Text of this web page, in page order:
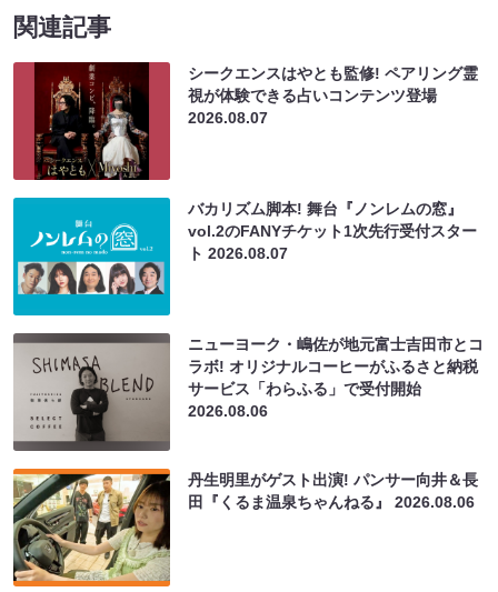
関連記事
シークエンスはやとも監修! ペアリング霊
視が体験できる占いコンテンツ登場
2026.08.07
バカリズム脚本! 舞台『ノンレムの窓』
vol.2のFANYチケット1次先行受付スター
ト2026.08.07
ニューヨーク・嶋佐が地元富士吉田市とコ
ラボ! オリジナルコーヒーがふるさと納税
サービス「わらふる」で受付開始
2026.08.06
丹生明里がゲスト出演! パンサー向井＆長
田『くるま温泉ちゃんねる』2026.08.06